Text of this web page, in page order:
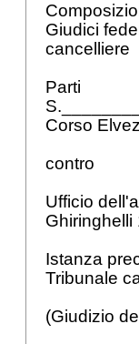
Giudici
cancelliere
Parti
Corso
contro
Ufficio
Istanza
Tribunale
(Giudizio